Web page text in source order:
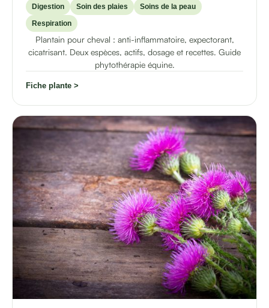
Digestion Soin des plaies
Soins de la peau
Respiration
Plantain pour cheval : anti-inflammatoire, expectorant,
cicatrisant. Deux espèces, actifs, dosage et recettes. Guide
phytothérapie équine.
Fiche plante >